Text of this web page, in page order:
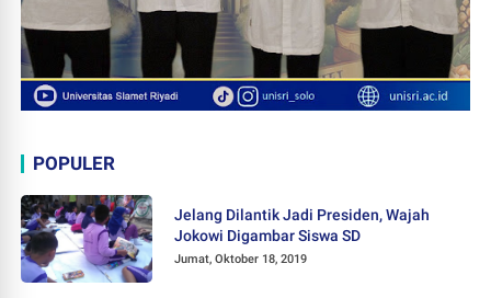
POPULER
Jelang Dilantik Jadi Presiden, Wajah
Jokowi Digambar Siswa SD
Jumat, Oktober 18, 2019